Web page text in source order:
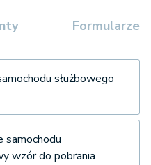
Formularze
służbowego
samochodu
wzór do pobrania